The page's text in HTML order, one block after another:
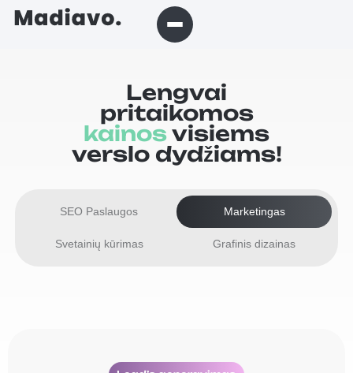
Lengvai
pritaikomos
kainosvisiems
verslo dydžiams!
SEO Paslaugos Marketingas
Svetainių kūrimas Grafinis dizainas